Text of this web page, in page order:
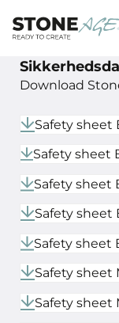
Download
Safety sheet
Safety sheet
Safety sheet
Safety